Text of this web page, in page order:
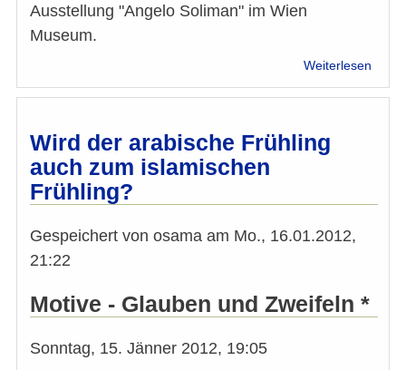
Ausstellung "Angelo Soliman" im Wien
Museum.
Weiterlesen
Wird der arabische Frühling
auch zum islamischen
Frühling?
Gespeichert von osama am Mo., 16.01.2012,
21:22
Motive - Glauben und Zweifeln *
Sonntag, 15. Jänner 2012, 19:05